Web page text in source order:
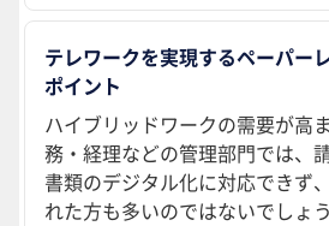
テレワークを実現するペーパー
ポイント
ハイブリッドワークの需要が高
務・経理などの管理部門では、
書類のデジタル化に対応できず
れた方も多いのではないでしょう